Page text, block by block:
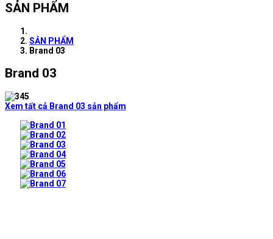
SẢN PHẨM
SẢN PHẨM
Brand 03
Brand 03
Xem tất cả Brand 03 sản phẩm